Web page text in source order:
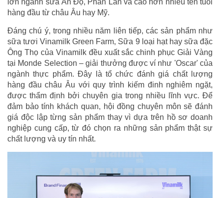
hàng đầu từ châu Âu hay Mỹ.
Đáng chú ý, trong nhiều năm liên tiếp, các sản phẩm như
sữa tươi Vinamilk Green Farm, Sữa 9 loại hạt hay sữa đặc
Ông Thọ của Vinamilk đều xuất sắc chinh phục Giải Vàng
tại Monde Selection – giải thưởng được ví như 'Oscar' của
ngành thực phẩm. Đây là tổ chức đánh giá chất lượng
hàng đầu châu Âu với quy trình kiếm đinh nghiêm ngặt,
được thẩm định bởi chuyên gia trong nhiều lĩnh vực. Để
đảm bảo tính khách quan, hội đồng chuyên môn sẽ đánh
giá độc lập từng sản phẩm thay vì dựa trên hồ sơ doanh
nghiệp cung cấp, từ đó chọn ra những sản phẩm thật sự
chất lượng và uy tín nhất.